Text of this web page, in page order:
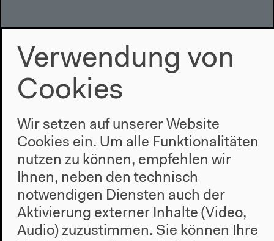
Vorherige Veranstaltung
Alemayehu Eshete &
The Polyversal Souls |
Verwendung von
Cookies
Wir setzen auf unserer Website
Cookies ein. Um alle Funktionalitäten
nutzen zu können, empfehlen wir
Ihnen, neben den technisch
notwendigen Diensten auch der
Aktivierung externer Inhalte (Video,
Audio) zuzustimmen. Sie können Ihre